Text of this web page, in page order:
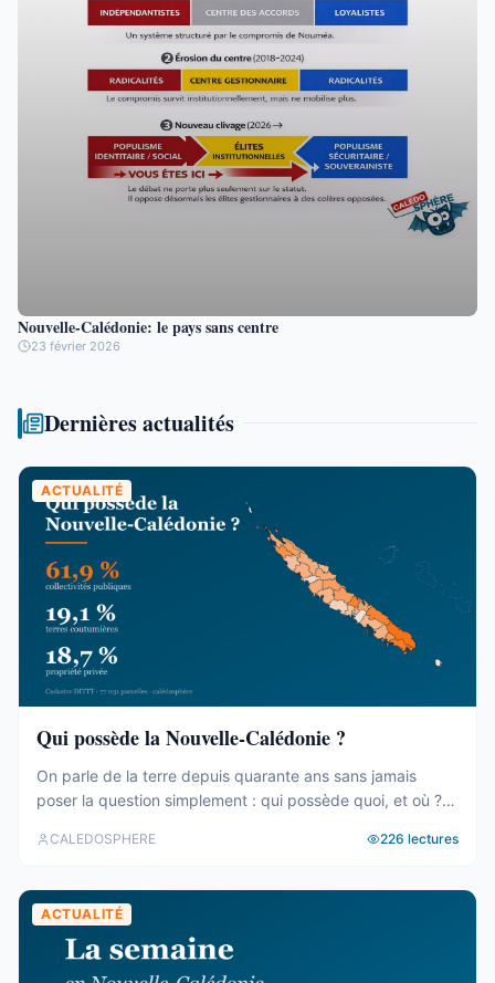
Nouvelle-Calédonie: le pays sans centre
23 février 2026
Dernières actualités
ACTUALITÉ
Qui possède la Nouvelle-Calédonie ?
On parle de la terre depuis quarante ans sans jamais
poser la question simplement : qui possède quoi, et où ?
agrégé ses 77 031 parcelles. Le résultat tient en trois
CALEDOSPHERE 226 lectures
ACTUALITÉ